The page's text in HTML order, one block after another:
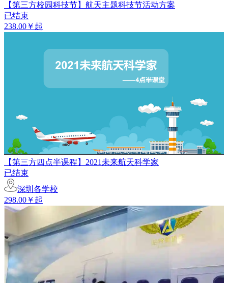
【第三方校园科技节】航天主题科技节活动方案
已结束
238.00￥起
【第三方四点半课程】2021未来航天科学家
已结束
深圳各学校
298.00￥起